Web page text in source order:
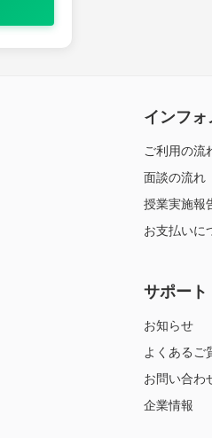
インフ
ご利用の流
面談の流れ
授業実施報
お支払いに
サポート
お知らせ
よくあるご
お問い合わ
企業情報